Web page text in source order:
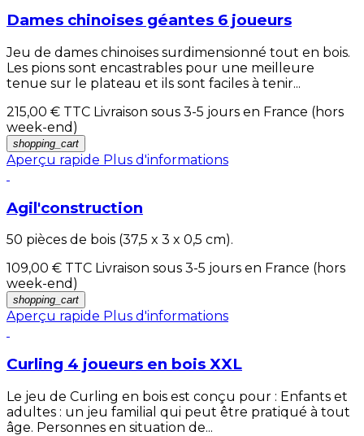
Dames chinoises géantes 6 joueurs
Jeu de dames chinoises surdimensionné tout en bois.
Les pions sont encastrables pour une meilleure
tenue sur le plateau et ils sont faciles à tenir...
215,00 € TTC Livraison sous 3-5 jours en France (hors
week-end)
shopping_cart
Aperçu rapide Plus d'informations
Agil'construction
50 pièces de bois (37,5 x 3 x 0,5 cm).
109,00 € TTC Livraison sous 3-5 jours en France (hors
week-end)
shopping_cart
Aperçu rapide Plus d'informations
Curling 4 joueurs en bois XXL
Le jeu de Curling en bois est conçu pour : Enfants et
adultes : un jeu familial qui peut être pratiqué à tout
âge. Personnes en situation de...